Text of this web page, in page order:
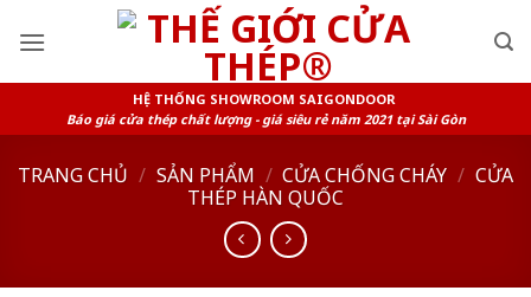
HỆ THỐNG SHOWROOM SAIGONDOOR
Báo giá cửa thép chất lượng - giá siêu rẻ năm 2021 tại Sài Gòn
TRANG CHỦ / SẢN PHẨM / CỬA CHỐNG CHÁY / CỬA
THÉP HÀN QUỐC